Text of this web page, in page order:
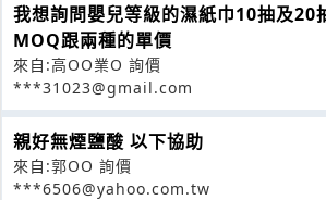
我想詢問嬰兒等級的濕紙巾10抽及20
MOQ跟兩種的單價
來自:高OO業O 詢價
***31023@gmail.com
親好無煙鹽酸 以下協助
來自:郭OO 詢價
***6506@yahoo.com.tw